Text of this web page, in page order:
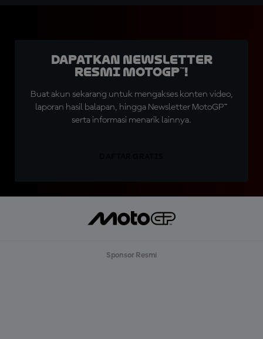
Dapatkan Newsletter
Resmi MotoGP™!
Buat akun sekarang untuk mengakses konten video,
laporan hasil balapan, hingga Newsletter MotoGP™
serta informasi menarik lainnya.
Sponsor Resmi